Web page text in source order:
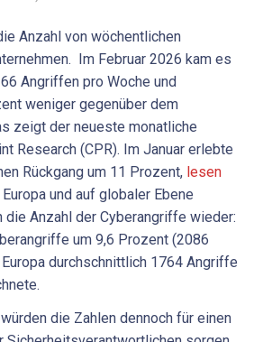
Anzahl von wöchentlichen
Im Februar 2026 kam es
Angriffen pro Woche und
weniger gegenüber dem
zeigt der neueste monatliche
Research (CPR). Im Januar erlebte
Rückgang um 11 Prozent, lesen
Europa und auf globaler Ebene
die Anzahl der Cyberangriffe wieder:
um 9,6 Prozent (2086
durchschnittlich 1764 Angriffe
die Zahlen dennoch für einen